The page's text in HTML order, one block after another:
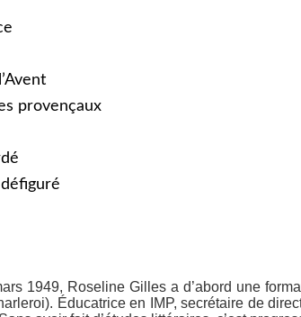
provençaux
défiguré
1949, Roseline Gilles a d’abord une
Éducatrice en IMP, secrétaire de